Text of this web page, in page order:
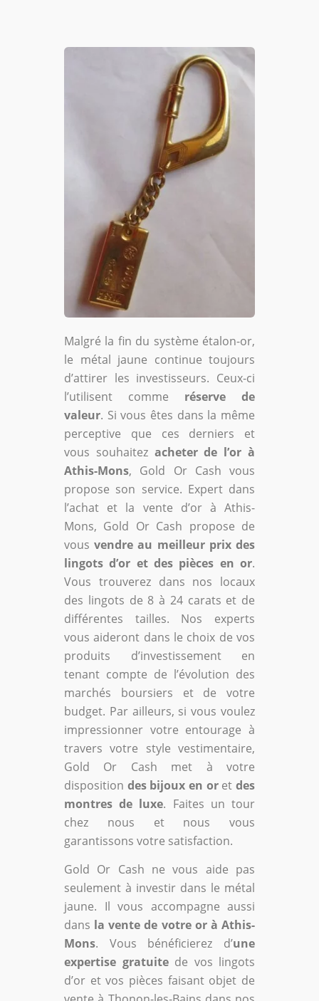
Malgré la fin du système étalon-or,
le métal jaune continue toujours
d’attirer les investisseurs. Ceux-ci
l’utilisent comme réserve de
valeur. Si vous êtes dans la même
perceptive que ces derniers et
vous souhaitez acheter de l’or à
Athis-Mons, Gold Or Cash vous
propose son service. Expert dans
l’achat et la vente d’or à Athis-
Mons, Gold Or Cash propose de
vousvendre au meilleur prix des
lingots d’or et des pièces en or.
Vous trouverez dans nos locaux
des lingots de 8 à 24 carats et de
différentes tailles. Nos experts
vous aideront dans le choix de vos
produits d’investissement en
tenant compte de l’évolution des
marchés boursiers et de votre
budget. Par ailleurs, si vous voulez
impressionner votre entourage à
travers votre style vestimentaire,
Gold Or Cash met à votre
disposition des bijoux en oretdes
montres de luxe. Faites un tour
chez nous et nous vous
garantissons votre satisfaction.
Gold Or Cash ne vous aide pas
seulement à investir dans le métal
jaune. Il vous accompagne aussi
dans la vente de votre or à Athis-
Mons. Vous bénéficierez d’une
expertise gratuitede vos lingots
d’or et vos pièces faisant objet de